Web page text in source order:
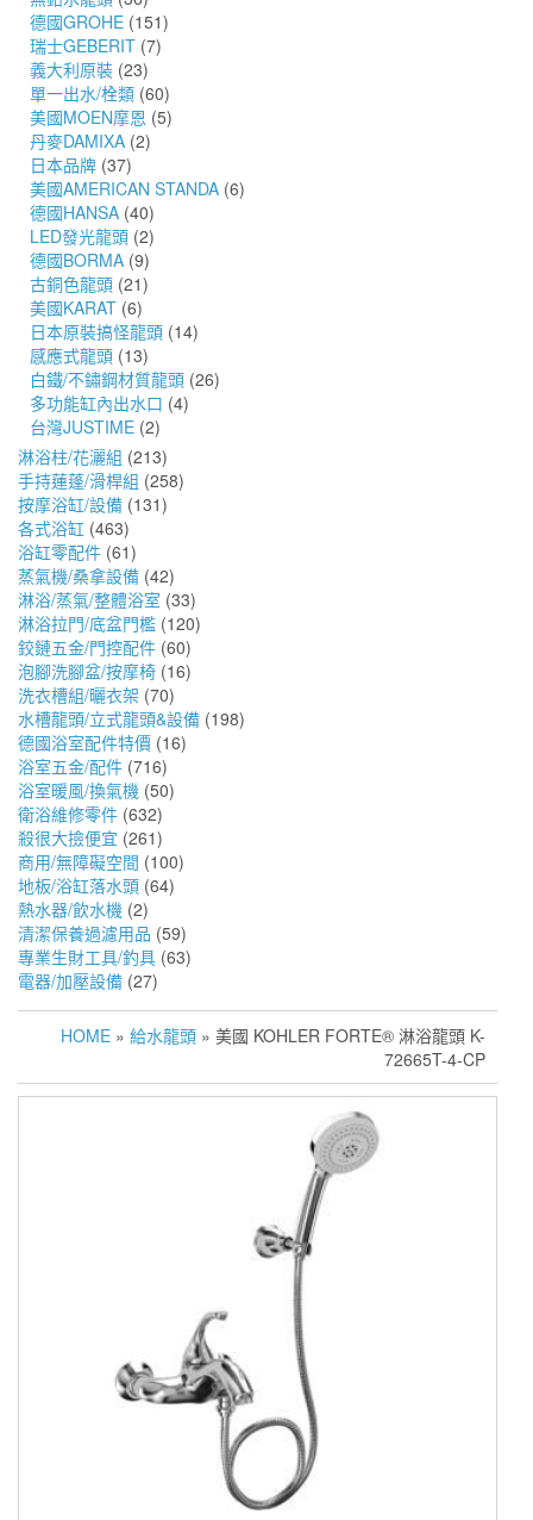
德國GROHE (151)
瑞士GEBERIT (7)
義大利原裝 (23)
單一出水/栓類 (60)
美國MOEN摩恩 (5)
丹麥DAMIXA (2)
日本品牌 (37)
美國AMERICAN STANDA (6)
德國HANSA (40)
LED發光龍頭 (2)
德國BORMA (9)
古銅色龍頭 (21)
美國KARAT (6)
日本原裝搞怪龍頭 (14)
感應式龍頭 (13)
白鐵/不鏽鋼材質龍頭 (26)
多功能缸內出水口 (4)
台灣JUSTIME (2)
淋浴柱/花灑組 (213)
手持蓮蓬/滑桿組 (258)
按摩浴缸/設備 (131)
各式浴缸 (463)
浴缸零配件 (61)
蒸氣機/桑拿設備 (42)
淋浴/蒸氣/整體浴室 (33)
淋浴拉門/底盆門檻 (120)
鉸鏈五金/門控配件 (60)
泡腳洗腳盆/按摩椅 (16)
洗衣槽組/曬衣架 (70)
水槽龍頭/立式龍頭&設備 (198)
德國浴室配件特價 (16)
浴室五金/配件 (716)
浴室暖風/換氣機 (50)
衛浴維修零件 (632)
殺很大撿便宜 (261)
商用/無障礙空間 (100)
地板/浴缸落水頭 (64)
熱水器/飲水機 (2)
清潔保養過濾用品 (59)
專業生財工具/釣具 (63)
電器/加壓設備 (27)
HOME » 給水龍頭 » 美國 KOHLER FORTE® 淋浴龍頭 K-
72665T-4-CP